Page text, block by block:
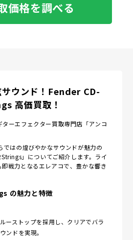
価格を調べる
ウンド！Fender CD-
高価買取！
ーエフェクター買取専門店「アンコ
ではの煌びやかなサウンドが魅力の
」についてご紹介します。ライ
戦力となるエレアコで、豊かな響き
の魅力と特徴
ーストップを採用し、クリアでバラ
ンドを実現。